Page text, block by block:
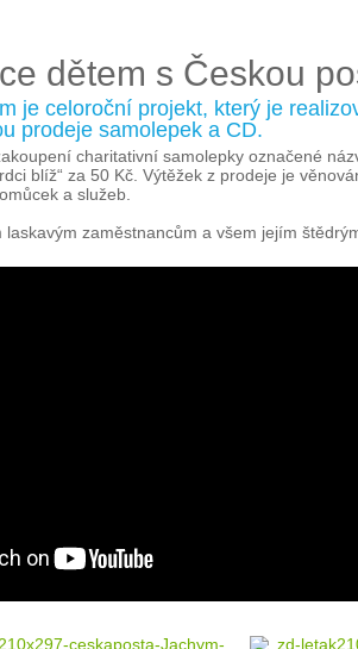
dětem s Českou
je celoroční projekt, který je
prodeje samolepek a CD.
charitativní samolepky označené
blíž“ za 50 Kč. Výtěžek z prodeje je
a služeb.
laskavým zaměstnancům a všem jejím